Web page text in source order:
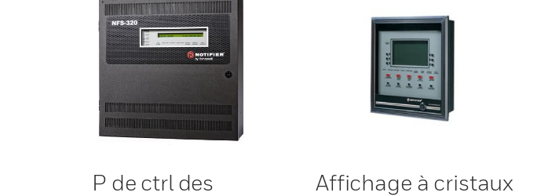
P de ctrl des
Affichage à cristaux